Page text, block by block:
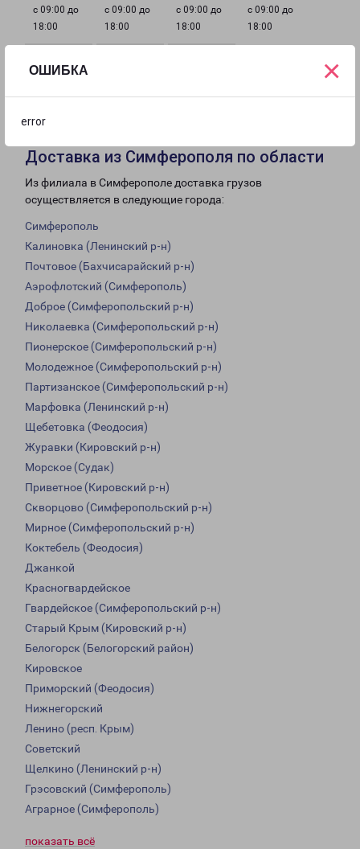
ОШИБКА
error
×
с 09:00 до
18:00
с 09:00 до
18:00
с 09:00 до
18:00
с 09:00 до
18:00
18:00
Доставка из Симферополя по области
Из филиала в Симферополе доставка грузов
осуществляется в следующие города:
Симферополь
Калиновка (Ленинский р-н)
Почтовое (Бахчисарайский р-н)
Аэрофлотский (Симферополь)
Доброе (Симферопольский р-н)
Николаевка (Симферопольский р-н)
Пионерское (Симферопольский р-н)
Молодежное (Симферопольский р-н)
Партизанское (Симферопольский р-н)
Марфовка (Ленинский р-н)
Щебетовка (Феодосия)
Журавки (Кировский р-н)
Морское (Судак)
Приветное (Кировский р-н)
Скворцово (Симферопольский р-н)
Мирное (Симферопольский р-н)
Коктебель (Феодосия)
Джанкой
Красногвардейское
Гвардейское (Симферопольский р-н)
Старый Крым (Кировский р-н)
Белогорск (Белогорский район)
Кировское
Приморский (Феодосия)
Нижнегорский
Ленино (респ. Крым)
Советский
Щелкино (Ленинский р-н)
Грэсовский (Симферополь)
Аграрное (Симферополь)
показать всё